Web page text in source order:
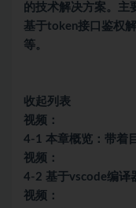
的技术解决方案。主
基于token接口鉴权
等。
收起列表
视频：
4-1 本章概览：带着
视频：
4-2 基于vscode编译
视频：